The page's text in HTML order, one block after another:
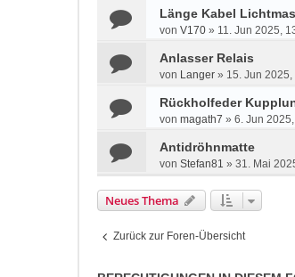
Länge Kabel
von V170 » 11. Jun 2025,
Anlasser Relais
von Langer » 15. Jun 2025,
Rückholfeder
von magath7 » 6. Jun
Antidröhnmatte
von Stefan81 » 31. Mai
Neues Thema
Zurück zur Foren-Übersicht